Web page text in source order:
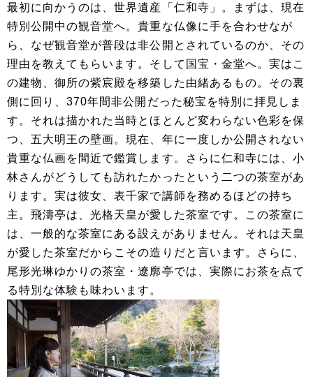
最初に向かうのは、世界遺産「仁和寺」。まずは、現在
特別公開中の観音堂へ。貴重な仏像に手を合わせなが
ら、なぜ観音堂が普段は非公開とされているのか、その
理由を教えてもらいます。そして国宝・金堂へ。実はこ
の建物、御所の紫宸殿を移築した由緒あるもの。その裏
側に回り、370年間非公開だった秘宝を特別に拝見しま
す。それは描かれた当時とほとんど変わらない色彩を保
つ、五大明王の壁画。現在、年に一度しか公開されない
貴重な仏画を間近で鑑賞します。さらに仁和寺には、小
林さんがどうしても訪れたかったという二つの茶室があ
ります。実は彼女、表千家で講師を務めるほどの持ち
主。飛濤亭は、光格天皇が愛した茶室です。この茶室に
は、一般的な茶室にある設えがありません。それは天皇
が愛した茶室だからこその造りだと言います。さらに、
尾形光琳ゆかりの茶室・遼廓亭では、実際にお茶を点て
る特別な体験も味わいます。